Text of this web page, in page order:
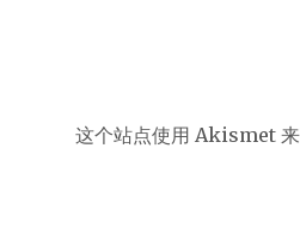
这个站点使用 Akismet 来